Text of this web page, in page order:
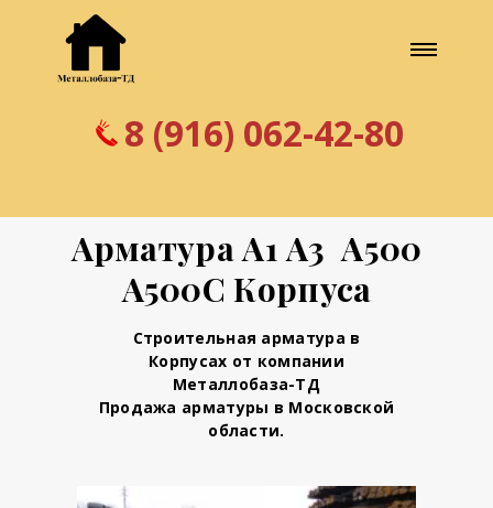
8 (916) 062-42-80
Арматура А1 А3 А500
А500С Корпуса
Строительная арматура в
Корпусах от компании
Металлобаза-ТД
Продажа арматуры в Московской
области.